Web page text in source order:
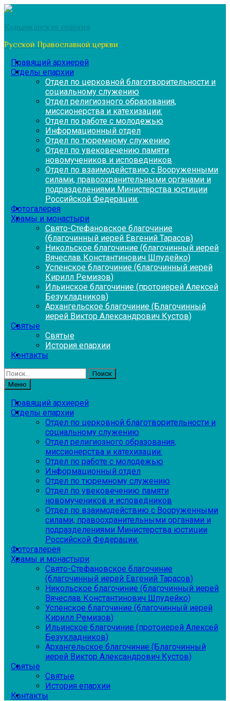
Перейти
содержимому
Кудымкарская епархия
Русской Православной церкви
Правящий архиерей
Отделы епархии
Отдел по церковной благотворительности и
социальному служению
Отдел религиозного образования,
миссионерства и катехизации:
Отдел по работе с молодежью
Информационный отдел
Отдел по тюремному служению
Отдел по увековечению памяти
новомучеников и исповедников
Отдел по взаимодействию с Вооруженными
силами, правоохранительными органами и
подразделениями Министерства юстиции
Российской Федерации:
Фотогалерея
Храмы и монастыри
Свято-Стефановское благочиние
(благочинный иерей Евгений Тарасов)
Никольское благочиние (благочинный иерей
Вячеслав Константинович Шпудейко)
Успенское благочиние (благочинный иерей
Кирилл Ремизов)
Ильинское благочиние (протоиерей Алексей
Безукладников)
Архангельское благочиние (Благочинный
иерей Виктор Александрович Кустов)
Святые
Святые
История епархии
Контакты
Найти:
Меню
Правящий архиерей
Отделы епархии
Отдел по церковной благотворительности и
социальному служению
Отдел религиозного образования,
миссионерства и катехизации:
Отдел по работе с молодежью
Информационный отдел
Отдел по тюремному служению
Отдел по увековечению памяти
новомучеников и исповедников
Отдел по взаимодействию с Вооруженными
силами, правоохранительными органами и
подразделениями Министерства юстиции
Российской Федерации:
Фотогалерея
Храмы и монастыри
Свято-Стефановское благочиние
(благочинный иерей Евгений Тарасов)
Никольское благочиние (благочинный иерей
Вячеслав Константинович Шпудейко)
Успенское благочиние (благочинный иерей
Кирилл Ремизов)
Ильинское благочиние (протоиерей Алексей
Безукладников)
Архангельское благочиние (Благочинный
иерей Виктор Александрович Кустов)
Святые
Святые
История епархии
Контакты